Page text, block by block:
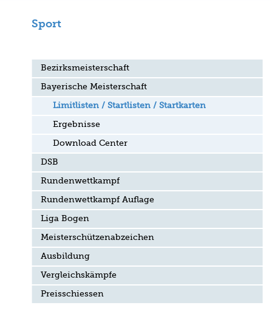
Sport
Bezirksmeisterschaft
Bayerische Meisterschaft
Limitlisten / Startlisten / Startkarten
Ergebnisse
Download Center
DSB
Rundenwettkampf
Rundenwettkampf Auflage
Liga Bogen
Meisterschützenabzeichen
Ausbildung
Vergleichskämpfe
Preisschiessen